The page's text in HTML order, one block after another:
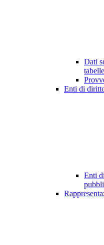
Dati
Enti di
Enti